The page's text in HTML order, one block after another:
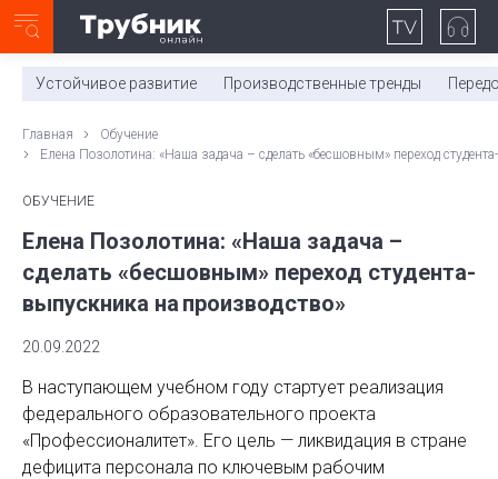
0:00/ 11:03
Устойчивое развитие Производственные тренды
Главная
Обучение
Елена Позолотина: «Наша задача – сделать «бесшовным» переход
ОБУЧЕНИЕ
Елена Позолотина: «Наша задача –
сделать «бесшовным» переход студента-
выпускника на производство»
20.09.2022
В наступающем учебном году стартует реализация
федерального образовательного проекта
«Профессионалитет». Его цель — ликвидация в стране
дефицита персонала по ключевым рабочим